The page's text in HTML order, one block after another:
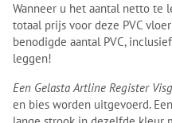
Wanneer u het aantal netto te
totaal prijs voor deze PVC
benodigde aantal PVC,
leggen!
Een Gelasta Artline Register
en bies worden uitgevoerd.